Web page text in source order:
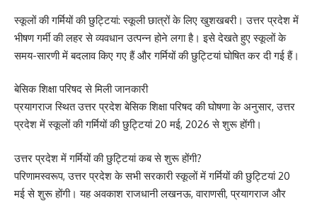
स्कूलों की गर्मियों की छुट्टियां: स्कूली छात्रों के लिए खुशखबरी। उत्तर प्रदेश में
भीषण गर्मी की लहर से व्यवधान उत्पन्न होने लगा है। इसे देखते हुए स्कूलों के
समय-सारणी में बदलाव किए गए हैं और गर्मियों की छुट्टियां घोषित कर दी गई हैं।
बेसिक शिक्षा परिषद से मिली जानकारी
प्रयागराज स्थित उत्तर प्रदेश बेसिक शिक्षा परिषद की घोषणा के अनुसार, उत्तर
प्रदेश में स्कूलों की गर्मियों की छुट्टियां 20 मई, 2026 से शुरू होंगी।
उत्तर प्रदेश में गर्मियों की छुट्टियां कब से शुरू होंगी?
परिणामस्वरूप, उत्तर प्रदेश के सभी सरकारी स्कूलों में गर्मियों की छुट्टियां 20
मई से शुरू होंगी। यह अवकाश राजधानी लखनऊ, वाराणसी, प्रयागराज और